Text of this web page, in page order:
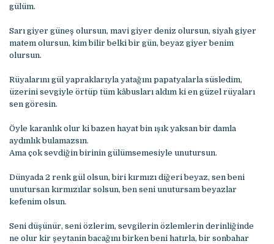
gülüm.
Sarı giyer güneş olursun, mavi giyer deniz olursun, siyah giyer
matem olursun, kim bilir belki bir gün, beyaz giyer benim
olursun.
Rüyalarını gül yapraklarıyla yatağını papatyalarla süsledim,
üzerini sevgiyle örtüp tüm kâbusları aldım ki en güzel rüyaları
sen göresin.
Öyle karanlık olur ki bazen hayat bin ışık yaksan bir damla
aydınlık bulamazsın.
Ama çok sevdiğin birinin gülümsemesiyle unutursun.
Dünyada 2 renk gül olsun, biri kırmızı diğeri beyaz, sen beni
unutursan kırmızılar solsun, ben seni unutursam beyazlar
kefenim olsun.
Seni düşünür, seni özlerim, sevgilerin özlemlerin derinliğinde
ne olur kir şeytanin bacağını birken beni hatırla, bir sonbahar